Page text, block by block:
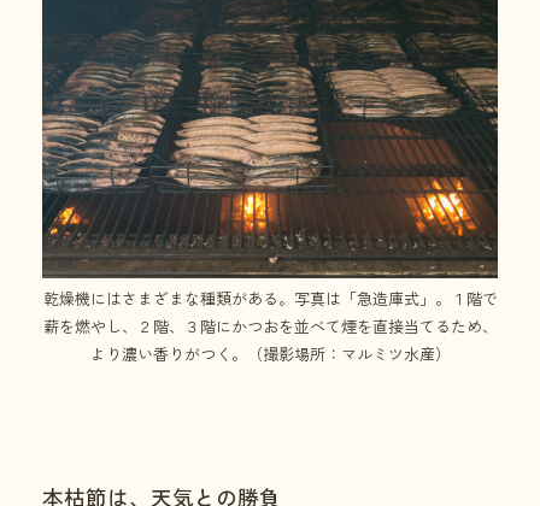
乾燥機にはさまざまな種類がある。写真は「急造庫式」。１階で
薪を燃やし、２階、３階にかつおを並べて煙を直接当てるため、
より濃い香りがつく。（撮影場所：マルミツ水産）
本枯節は、天気との勝負